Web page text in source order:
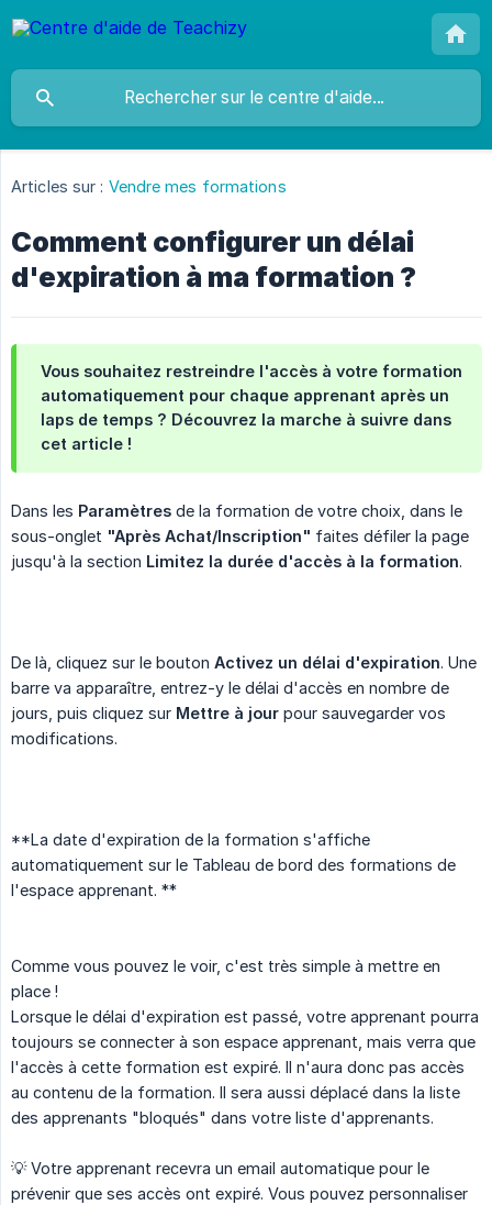
Articles sur : Vendre mes formations
Comment configurer un délai
d'expiration à ma formation ?
Vous souhaitez restreindre l'accès à votre formation
automatiquement pour chaque apprenant après un
laps de temps ? Découvrez la marche à suivre dans
cet article !
Dans les Paramètres de la formation de votre choix, dans le
sous-onglet "Après Achat/Inscription" faites défiler la page
jusqu'à la section Limitez la durée d'accès à la formation.
De là, cliquez sur le bouton Activez un délai d'expiration. Une
barre va apparaître, entrez-y le délai d'accès en nombre de
jours, puis cliquez sur Mettre à jour pour sauvegarder vos
modifications.
**La date d'expiration de la formation s'affiche
automatiquement sur le Tableau de bord des formations de
l'espace apprenant. **
Comme vous pouvez le voir, c'est très simple à mettre en
place !
Lorsque le délai d'expiration est passé, votre apprenant pourra
toujours se connecter à son espace apprenant, mais verra que
l'accès à cette formation est expiré. Il n'aura donc pas accès
au contenu de la formation. Il sera aussi déplacé dans la liste
des apprenants "bloqués" dans votre liste d'apprenants.
💡 Votre apprenant recevra un email automatique pour le
prévenir que ses accès ont expiré. Vous pouvez personnaliser